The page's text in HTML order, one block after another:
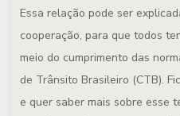
Essa relação pode ser
cooperação, para que todos
meio do cumprimento das
de Trânsito Brasileiro (CTB).
e quer saber mais sobre esse